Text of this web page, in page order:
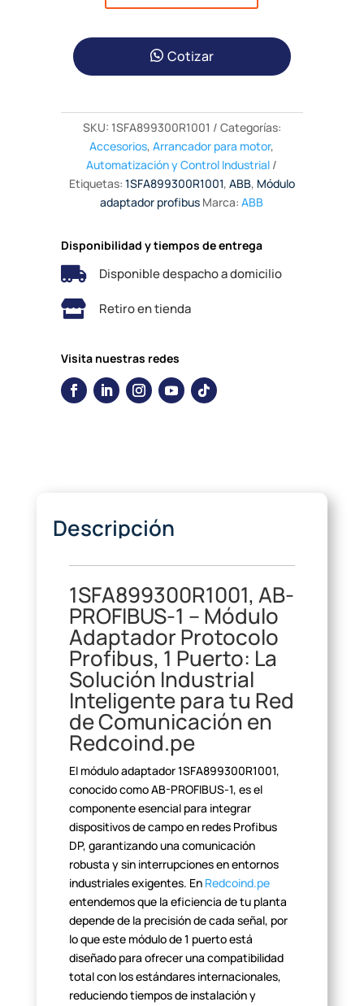
Cotizar
SKU: 1SFA899300R1001
Categorías:
Accesorios,Arrancador para motor,
Automatización y Control Industrial
Etiquetas: 1SFA899300R1001, ABB, Módulo
adaptador profibus Marca:ABB
Disponibilidad y tiempos de entrega
 Disponible despacho a domicilio
 Retiro en tienda
Visita nuestras redes
Descripción
1SFA899300R1001, AB-
PROFIBUS-1 – Módulo
Adaptador Protocolo
Profibus, 1 Puerto: La
Solución Industrial
Inteligente para tu Red
de Comunicación en
Redcoind.pe
El módulo adaptador 1SFA899300R1001,
conocido como AB-PROFIBUS-1, esel
componente esencial para integrar
dispositivos de campo en redes Profibus
DP, garantizando una comunicación
robusta y sin interrupciones en entornos
industriales exigentes. En Redcoind.pe
entendemos que la eficiencia de tu planta
depende de la precisión de cada señal, por
lo que este módulo de 1 puerto está
diseñado para ofrecer una compatibilidad
total con los estándares internacionales,
reduciendo tiemposde instalación y